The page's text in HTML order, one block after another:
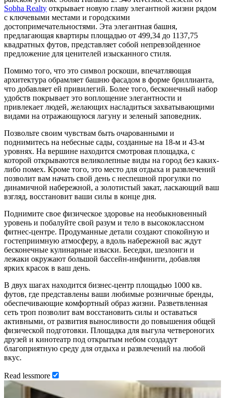
Sobha Realty открывает новую главу элегантной жизни рядом
с ключевыми местами и городскими
достопримечательностями. Эта элегантная башня,
предлагающая квартиры площадью от 499,34 до 1137,75
квадратных футов, представляет собой непревзойденное
предложение для ценителей изысканного стиля.
Помимо того, что это символ роскоши, впечатляющая
архитектура обрамляет башню фасадом в форме бриллианта,
что добавляет ей привилегий. Более того, бесконечный набор
удобств покрывает это воплощение элегантности и
привлекает людей, желающих насладиться захватывающими
видами на отражающуюся лагуну и зеленый заповедник.
Позвольте своим чувствам быть очарованными и
поднимитесь на небесные сады, созданные на 18-м и 43-м
уровнях. На вершине находится смотровая площадка, с
которой открываются великолепные виды на город без каких-
либо помех. Кроме того, это место для отдыха и развлечений
позволит вам начать свой день с неспешной прогулки по
динамичной набережной, а золотистый закат, ласкающий ваш
взгляд, восстановит ваши силы в конце дня.
Поднимите свое физическое здоровье на необыкновенный
уровень и побалуйте свой разум и тело в высококлассном
фитнес-центре. Продуманные детали создают спокойную и
гостеприимную атмосферу, а вдоль набережной вас ждут
бесконечные кулинарные изыски. Беседки, шезлонги и
лежаки окружают большой бассейн-инфинити, добавляя
ярких красок в ваш день.
В двух шагах находится бизнес-центр площадью 1000 кв.
футов, где представлены ваши любимые розничные бренды,
обеспечивающие комфортный образ жизни. Разветвленная
сеть троп позволит вам восстановить силы и оставаться
активными, от развития выносливости до повышения общей
физической подготовки. Площадка для выгула четвероногих
друзей и кинотеатр под открытым небом создадут
благоприятную среду для отдыха и развлечений на любой
вкус.
Read lessmore